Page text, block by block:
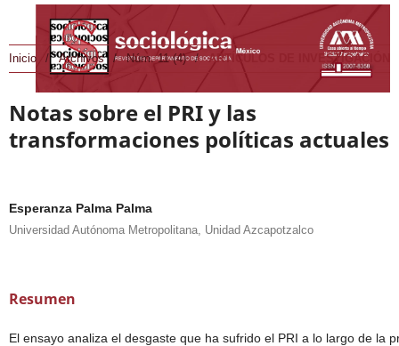
Inicio / Archivos / Núm. 11 (4) / ARTÍCULOS DE INVESTIGACIÓN
Notas sobre el PRI y las
transformaciones políticas actuales
Esperanza Palma Palma
Universidad Autónoma Metropolitana, Unidad Azcapotzalco
Resumen
El ensayo analiza el desgaste que ha sufrido el PRI a lo largo de la